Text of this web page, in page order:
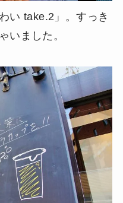
い take.2」。すっき
いました。